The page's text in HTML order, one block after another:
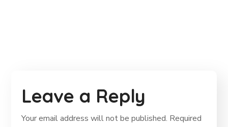
Leave a Reply
Your email address will not be published. Required